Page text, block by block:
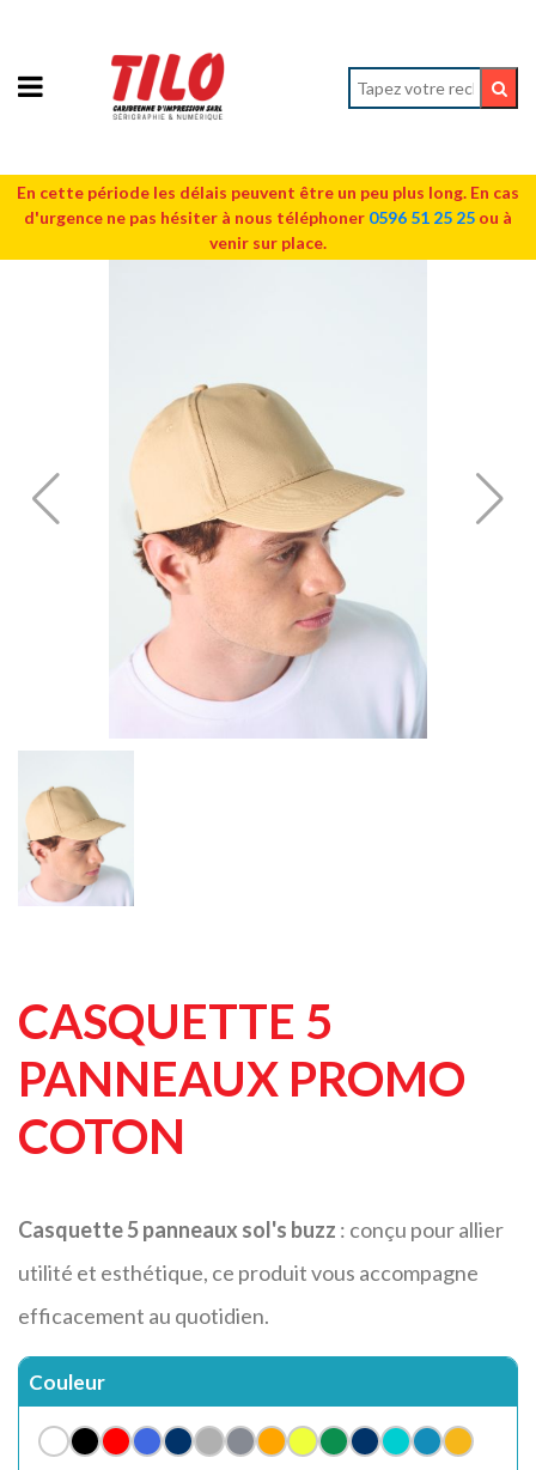
En cette période les délais peuvent être un peu plus long. En cas
d'urgence ne pas hésiter à nous téléphoner 0596 51 25 25 ou à
venir sur place.
CASQUETTE 5
PANNEAUX PROMO
COTON
Casquette 5 panneaux sol's buzz : conçu pour allier
utilité et esthétique, ce produit vous accompagne
efficacement au quotidien.
Couleur